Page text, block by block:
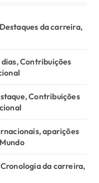
da carreira,
Contribuições
Contribuições
aparições
da carreira,